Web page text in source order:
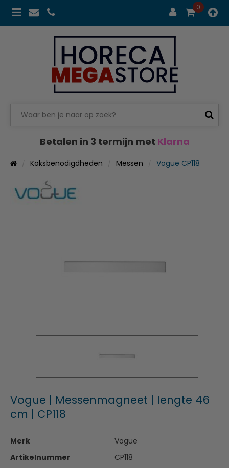
0
Betalen in 3 termijn met Klarna
Koksbenodigdheden Messen Vogue CP118
Vogue | Messenmagneet | lengte 46
cm | CP118
Merk
Vogue
Artikelnummer
CP118